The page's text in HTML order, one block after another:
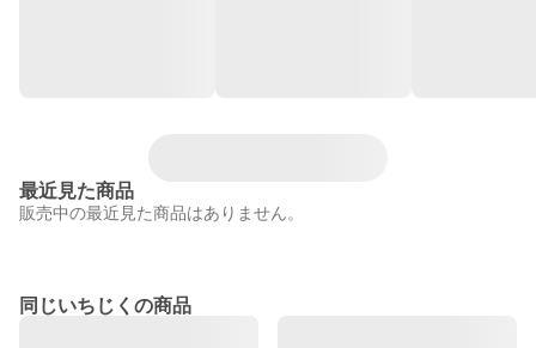
最近見た商品
販売中の最近見た商品はありません。
同じいちじくの商品